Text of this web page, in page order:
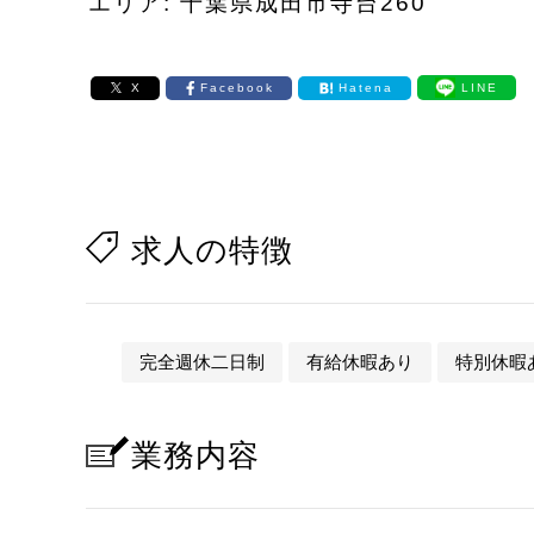
X Facebook Hatena LINE
求人の特徴
完全週休二日制 有給休暇あり 特別休暇
業務内容